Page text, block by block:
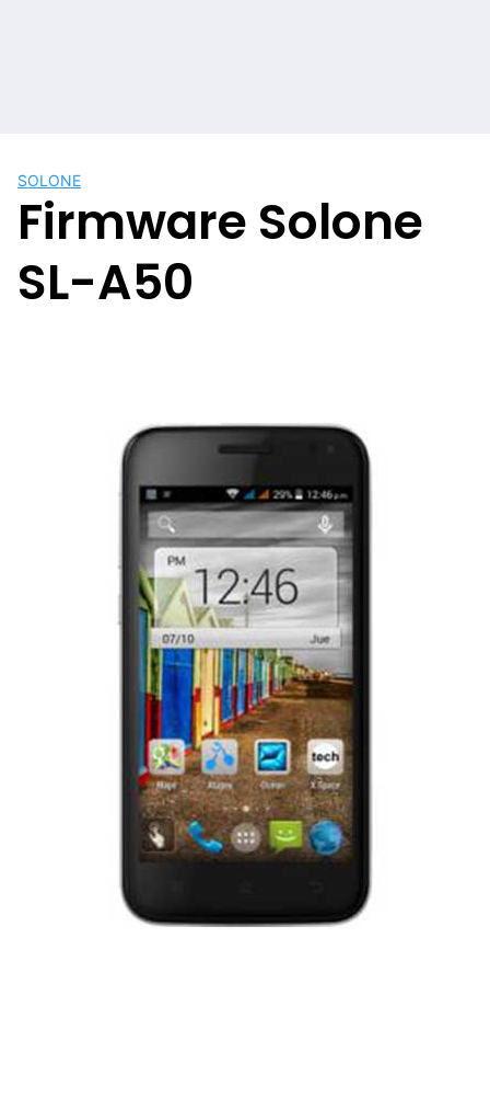
SOLONE
Firmware Solone
SL-A50